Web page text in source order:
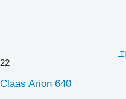
22
Claas Arion 640